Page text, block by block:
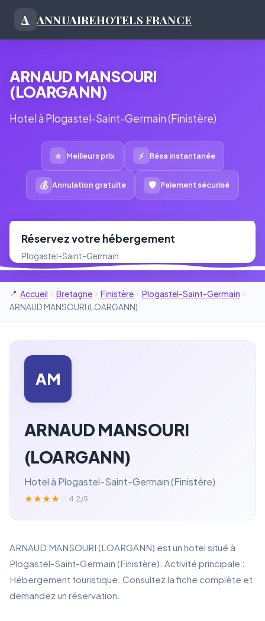
A ANNUAIREHOTELS FRANCE
ARNAUD MANSOURI
(LOARGANN)
Hotel à Plogastel-Saint-Germain (Finistère)
⭐ Meilleurs prix ⚡ Résa instantanée
💰 Annulation gratuite 🛡 Paiement sécurisé
Réservez votre hébergement
Plogastel-Saint-Germain
Accueil Bretagne Finistère
Plogastel-Saint-Germain
ARNAUD MANSOURI (LOARGANN)
AM
ARNAUD MANSOURI
(LOARGANN)
Hotel à Plogastel-Saint-Germain (Finistère)
★★★★ 4.2/5
ARNAUD MANSOURI (LOARGANN) est un hotel situé à
Plogastel-Saint-Germain (Finistère). Activité principale :
Hébergement touristique. Consultez la fiche complète et
demandez un réservation.